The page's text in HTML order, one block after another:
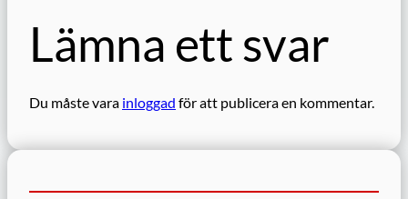
Lämna ett svar
Du måste vara inloggad för att publicera en kommentar.